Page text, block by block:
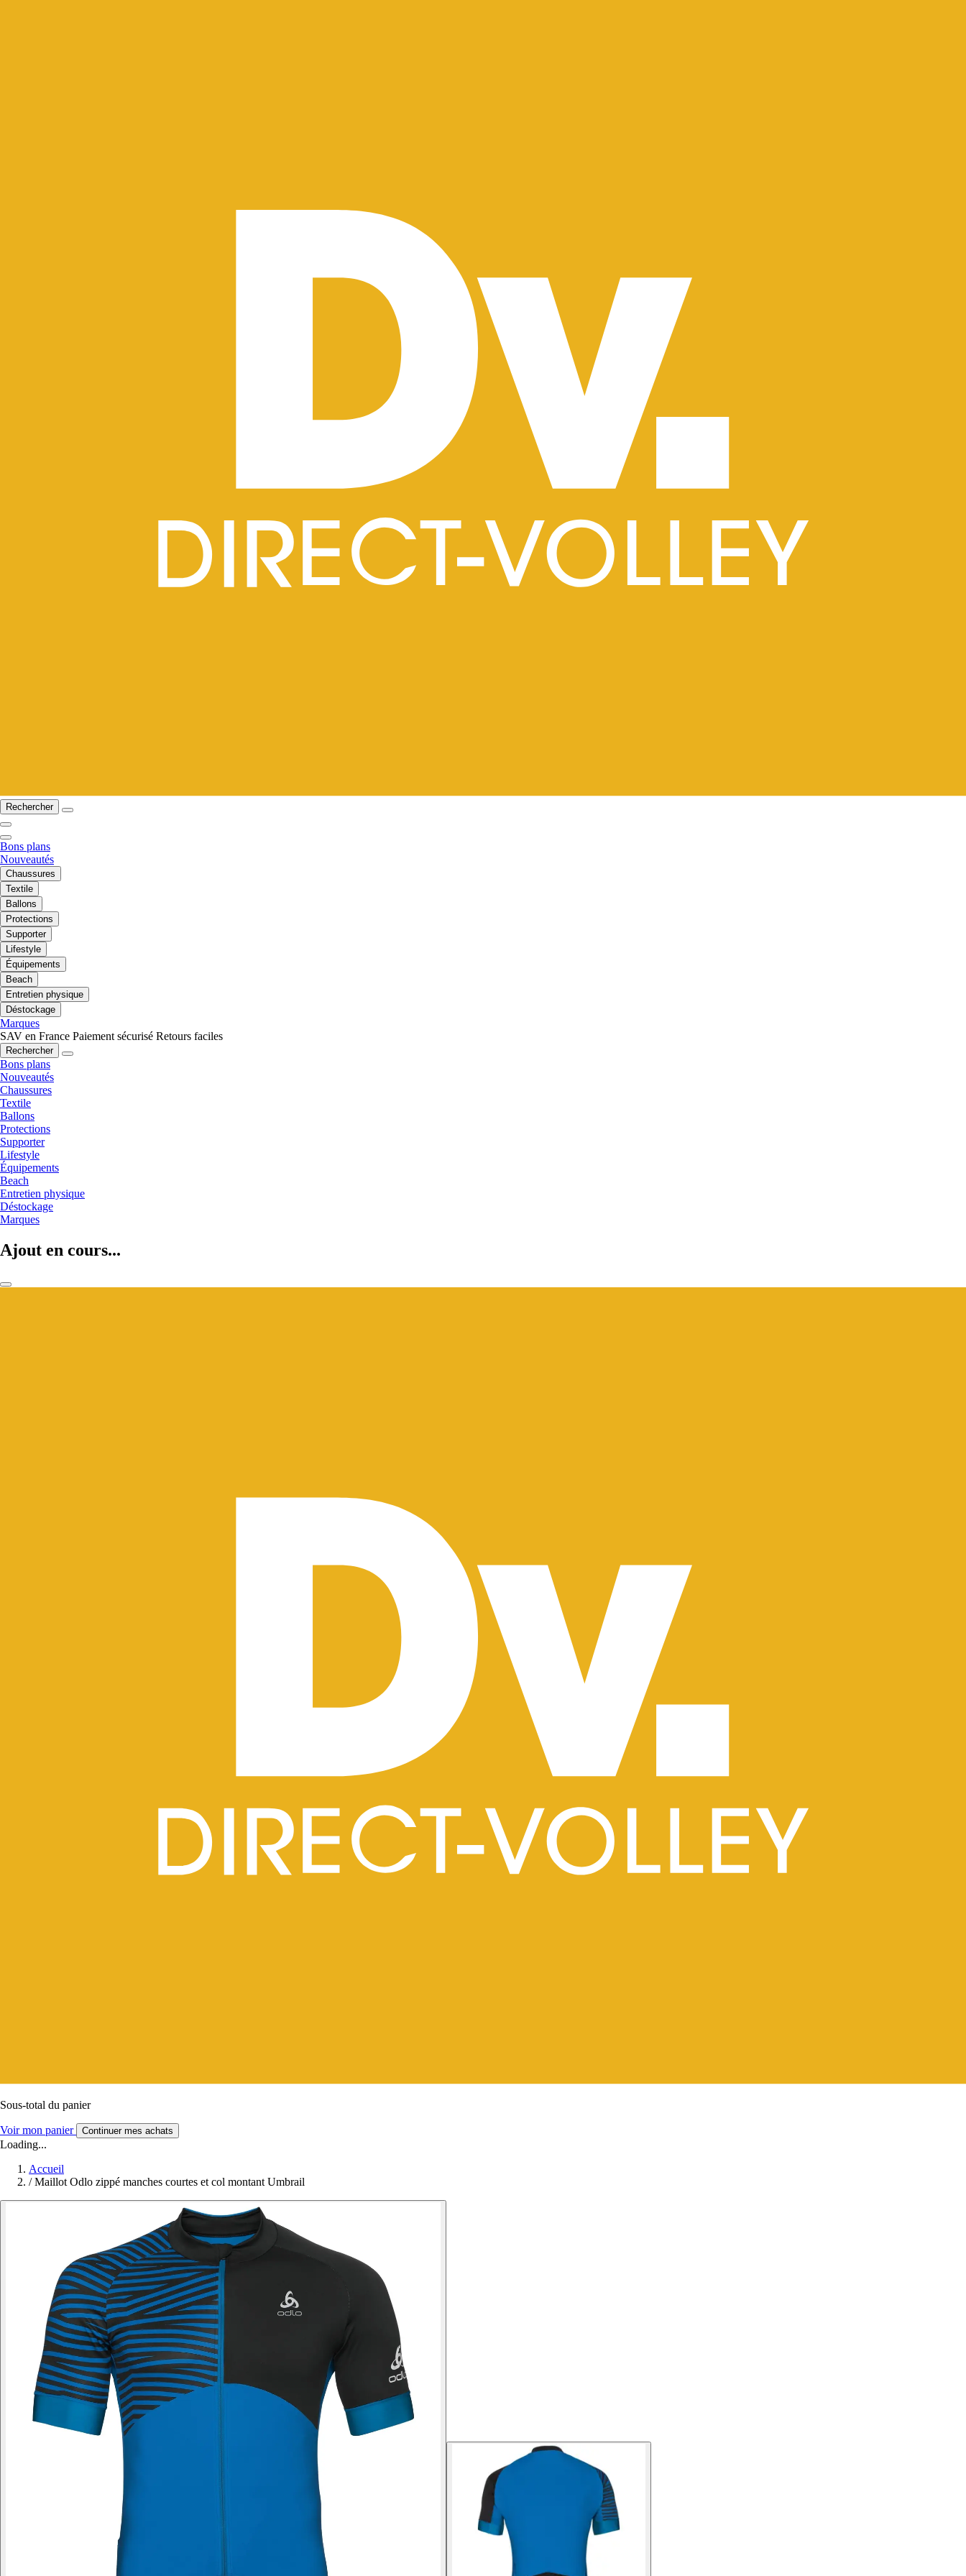
Rechercher
Bons plans
Nouveautés
Chaussures
Textile
Ballons
Protections
Supporter
Lifestyle
Équipements
Beach
Entretien physique
Déstockage
Marques
SAV en France Paiement sécurisé Retours faciles
Rechercher
Bons plans
Nouveautés
Chaussures
Textile
Ballons
Protections
Supporter
Lifestyle
Équipements
Beach
Entretien physique
Déstockage
Marques
Ajout en cours...
Sous-total du panier
Voir mon panier Continuer mes achats
Loading...
Accueil
/ Maillot Odlo zippé manches courtes et col montant Umbrail